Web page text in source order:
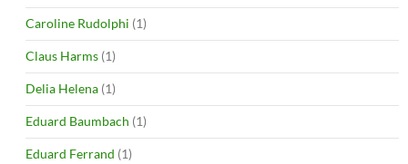
Caroline Rudolphi (1)
Claus Harms (1)
Delia Helena (1)
Eduard Baumbach (1)
Eduard Ferrand (1)